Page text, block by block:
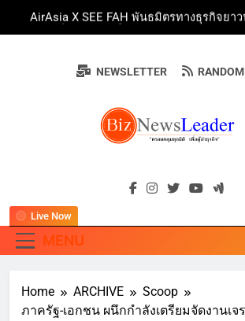
AirAsia X SEE FAH พันธมิตรทางธุรกิจยาว
ทางวิชาการและการตลาดเชิงรุก แนะเคล็
ธุรกิจท่องเที่ยวไทย “ขายได้ ขายดี ข
สืบสานพุทธศาสนา สร้างสังคมปลอดเหล้า
แนวคิด “90 วัน เก็บแต้มสุขภาพดี สิ่งดีๆ จะ
Guangzhou Yinghao School Unveils
Future-Ready
“ข้าวหน้าไก่ราชวงศ์” พุ่งทะยาน
ททท. ร่วมมือกับ จุฬาลงกรณ์มหาวิทยาลัย จั
ธุรกิจท่องเที่ยวไทย “ขายได้ ขายดี ข
"ครอบคลุมทุกมิติ เพื่อ…ผู้น
NEWSLETTER
MENU
Live Now
Home ARCHIVE
Scoop
ภาครัฐ-เอกชน ผนึกกำลังเตรียมจัดงานเจ